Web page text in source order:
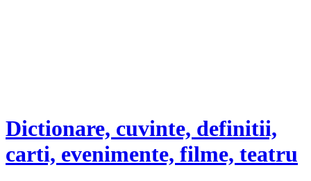
Dictionare, cuvinte, definitii,
carti, evenimente, filme, teatru